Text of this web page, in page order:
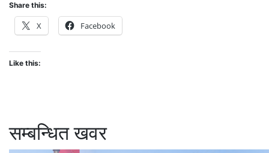
Share this:
X Facebook
Like this:
सम्बन्धित खवर